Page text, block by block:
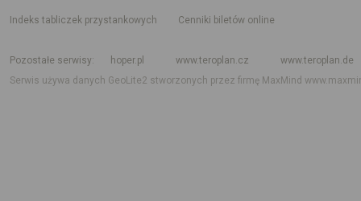
indeks tabliczek przystankowych
Cenniki biletów online
Pozostałe serwisy
hoper.pl www.teroplan.cz
www.teroplan.de
Serwis używa danych GeoLite2 stworzonych przez firmę MaxMind